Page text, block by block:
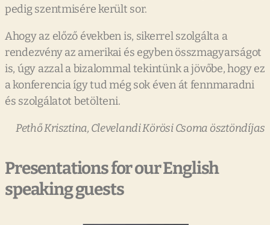
pedig szentmisére került sor.
Ahogy az előző években is, sikerrel szolgálta a
rendezvény az amerikai és egyben összmagyarságot
is, úgy azzal a bizalommal tekintünk a jövőbe, hogy ez
a konferencia így tud még sok éven át fennmaradni
és szolgálatot betölteni.
Pethő Krisztina, Clevelandi KörösiCsoma ösztöndíjas
Presentations for our English
speaking guests